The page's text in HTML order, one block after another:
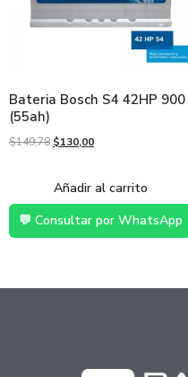
Bateria Bosch S4 42HP 900
(55ah)
$149,78 $130,00
Añadir al carrito
💬 Consultar por WhatsApp